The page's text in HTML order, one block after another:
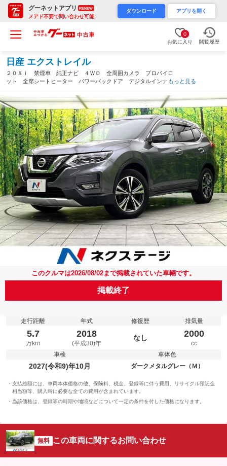
グーネットアプリ RENEW
メアド不要で問い合わせ可能
ダウンロード アプリを開く
0
お気に入り 閲覧履歴
日産 エクストレイル
２０Ｘｉ 禁煙車 純正ナビ ４ＷＤ 全周囲カメラ プロパイロ
ット 全席シートヒーター パワーバックドア デジタルインナー
ミラー ドライブレコーダー ＥＴＣ 純正１８インチアルミ Ｌ
ＥＤヘッド スマートキー（大阪府）
もっと見る
このクルマは2026/08/02まで掲載されていた車輛です。
掲載終了
走行距離
5.7
万km
年式
2018
(平成30)年
修復歴
なし
排気量
2000
cc
車検
2027(令和9)年10月
車体色
ダークメタルグレー（Ｍ）
支払総額には、車両本体価格の他、保険料、税金、登録等に伴う費用、リサイクル預託金
相当額等、購入時に必要な全ての費用が含まれています。
当該価格は、登録等の時期や地域などについて一定の条件を付した価格になります。
無料 この車両に関するお問い合わせ